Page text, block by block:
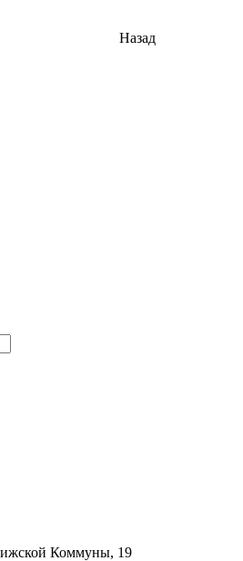
Назад
Коммуны, 19